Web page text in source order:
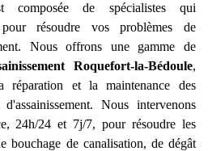
composée de spécialistes qui
pour résoudre vos problèmes de
Nous offrons une gamme de
Roquefort-la-Bédoule,
réparation et la maintenance des
Nous intervenons
24h/24 et 7j/7, pour résoudre les
bouchage de canalisation, de dégât